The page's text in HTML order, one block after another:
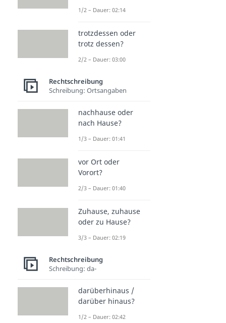
1/2 – Dauer: 02:14
trotzdessen oder
trotz dessen?
2/2 – Dauer: 03:00
Rechtschreibung
Schreibung: Ortsangaben
nachhause oder
nach Hause?
1/3 – Dauer: 01:41
vor Ort oder
Vorort?
2/3 – Dauer: 01:40
Zuhause, zuhause
oder zu Hause?
3/3 – Dauer: 02:19
Rechtschreibung
Schreibung: da-
darüberhinaus /
darüber hinaus?
1/2 – Dauer: 02:42